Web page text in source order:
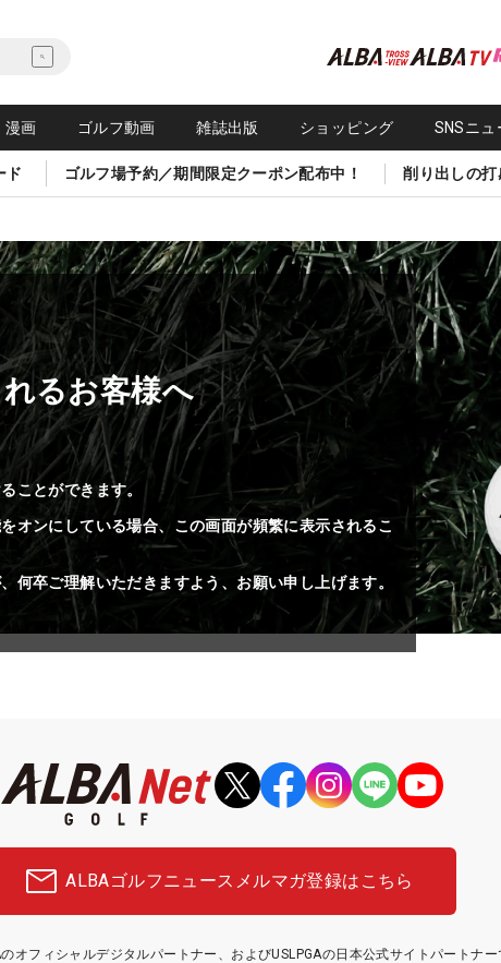
漫画 ゴルフ動画 雑誌出版 ショッピング SNSニュ
ド ゴルフ場予約／期間限定クーポン配布中！ 削り出しの
るお客様へ
ことができます。
オンにしている場合、この画面が頻繁に表示されるこ
何卒ご理解いただきますよう、お願い申し上げます。
ALBAゴルフニュース メルマガ登録はこちら
オフィシャルデジタルパートナー、およびUSLPGAの日本公式サイトパートナー